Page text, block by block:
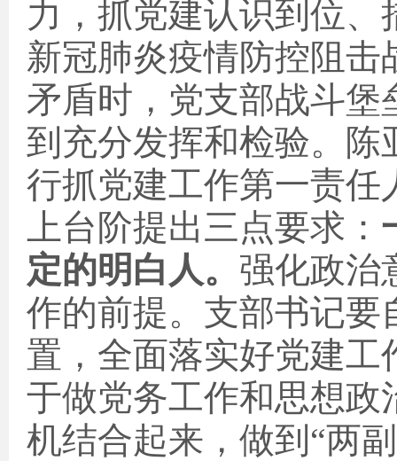
力，抓党建认识到位
新冠肺炎疫情防控阻
矛盾时，党支部战斗
到充分发挥和检验。
行抓党建工作第一责任
上台阶提出三点要求：
定的明白人。 强化政治
作的前提。支部书记要
置，全面落实好党建
于做党务工作和思想政
机结合起来，做到“两